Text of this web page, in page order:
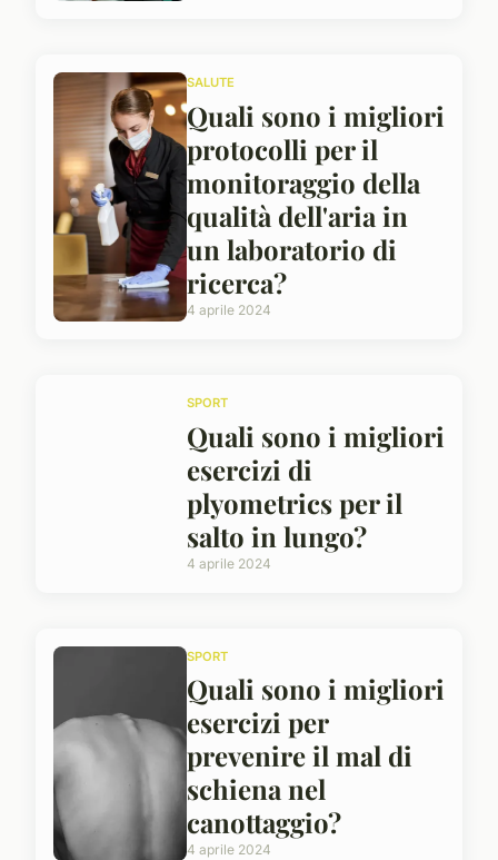
SALUTE
Quali sono i migliori
protocolli per il
monitoraggio della
qualità dell'aria in
un laboratorio di
ricerca?
4 aprile 2024
SPORT
Quali sono i migliori
esercizi di
plyometrics per il
salto in lungo?
4 aprile 2024
SPORT
Quali sono i migliori
esercizi per
prevenire il mal di
schiena nel
canottaggio?
4 aprile 2024